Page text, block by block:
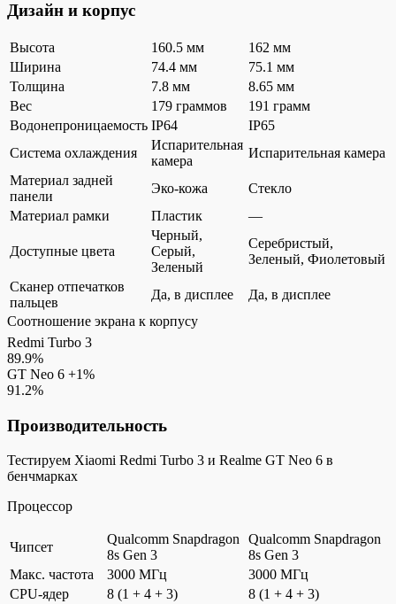
Дизайн и корпус
Высота 160.5 мм
162 мм
Ширина
74.4 мм
75.1 мм
Толщина
7.8 мм
8.65 мм
Вес
179 граммов
191 грамм
Водонепроницаемость IP64
IP65
Система охлаждения
Испарительная
камера
Испарительная камера
Материал задней
панели
Эко-кожа
Стекло
Материал рамки
Пластик —
Доступные цвета
Черный,
Серый,
Зеленый
Серебристый,
Зеленый, Фиолетовый
Сканер отпечатков
пальцев
Да, в дисплее
Да, в дисплее
Соотношение экрана к корпусу
Redmi Turbo 3
89.9%
GT Neo 6 +1%
91.2%
Производительность
Тестируем Xiaomi Redmi Turbo 3 и Realme GT Neo 6 в
бенчмарках
Процессор
Чипсет
Qualcomm Snapdragon
8s Gen 3
Qualcomm Snapdragon
8s Gen 3
Макс. частота
3000 МГц
3000 МГц
CPU-ядер
8 (1 + 4 + 3) 8 (1 + 4 + 3)